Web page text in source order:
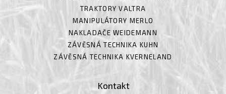
TRAKTORY VALTRA
MANIPULÁTORY MERLO
NAKLADAČE WEIDEMANN
ZÁVĚSNÁ TECHNIKA KUHN
ZÁVĚSNÁ TECHNIKA KVERNELAND
Kontakt